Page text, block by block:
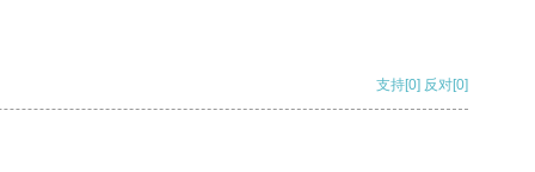
支持[0] 反对[0]